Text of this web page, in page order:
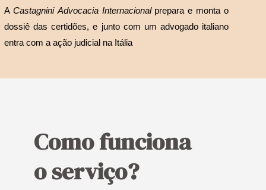
A Castagnini Advocacia Internacionalprepara e monta o
dossiê das certidões, e junto com um advogado italiano
entra com a ação judicial na Itália
Como funciona
o serviço?